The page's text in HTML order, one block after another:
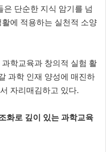
은 단순한 지식 암기를 넘
에 적용하는 실천적 소양
학교육과 창의적 실험 활
과학 인재 양성에 매진하
자리매김하고 있다.
화로 깊이 있는 과학교육